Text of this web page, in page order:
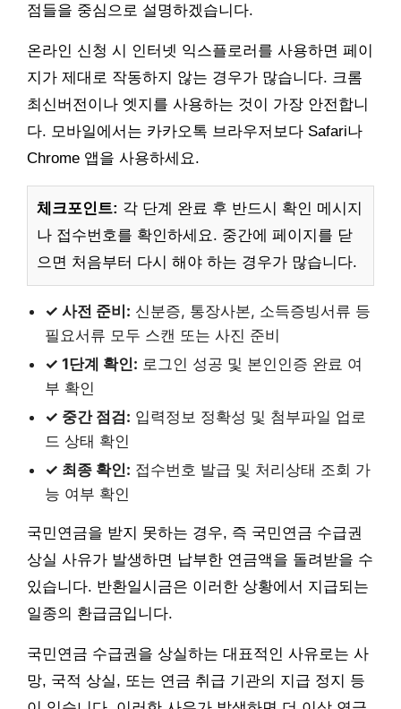
점들을 중심으로 설명하겠습니다.
온라인 신청 시 인터넷 익스플로러를 사용하면 페이
지가 제대로 작동하지 않는 경우가 많습니다. 크롬
최신버전이나 엣지를 사용하는 것이 가장 안전합니
다. 모바일에서는 카카오톡 브라우저보다 Safari나
Chrome 앱을 사용하세요.
체크포인트: 각 단계 완료 후 반드시 확인 메시지
나 접수번호를 확인하세요. 중간에 페이지를 닫
으면 처음부터 다시 해야 하는 경우가 많습니다.
✓ 사전 준비: 신분증, 통장사본, 소득증빙서류 등
필요서류 모두 스캔 또는 사진 준비
✓ 1단계 확인: 로그인 성공 및 본인인증 완료 여
부 확인
✓ 중간 점검: 입력정보 정확성 및 첨부파일 업로
드 상태 확인
✓ 최종 확인: 접수번호 발급 및 처리상태 조회 가
능 여부 확인
국민연금을 받지 못하는 경우, 즉 국민연금 수급권
상실 사유가 발생하면 납부한 연금액을 돌려받을 수
있습니다. 반환일시금은 이러한 상황에서 지급되는
일종의 환급금입니다.
국민연금 수급권을 상실하는 대표적인 사유로는 사
망, 국적 상실, 또는 연금 취급 기관의 지급 정지 등